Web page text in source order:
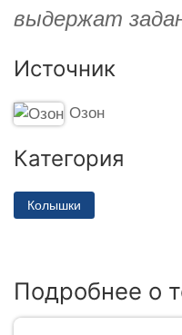
выдержат
Источник
Озон
Категория
Колышки
Подробнее о